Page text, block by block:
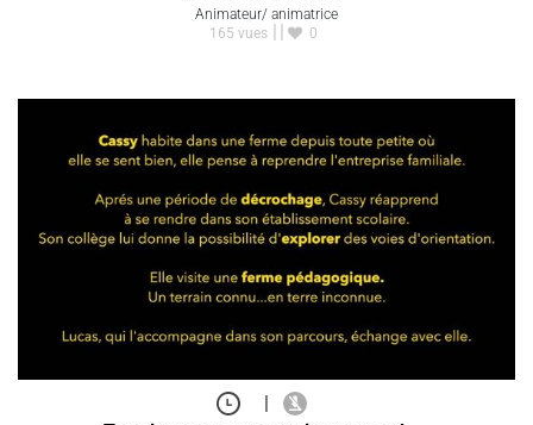
Animateur/ animatrice
165 vues
0
|